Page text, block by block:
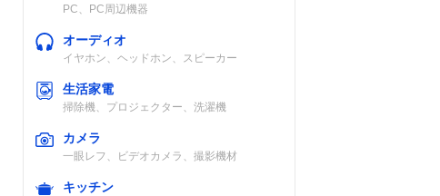
PC、PC周辺機器
オーディオ
イヤホン、ヘッドホン、スピーカー
生活家電
掃除機、プロジェクター、洗濯機
カメラ
一眼レフ、ビデオカメラ、撮影機材
キッチン